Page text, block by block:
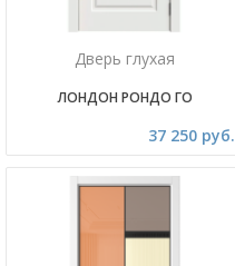
Дверь глухая
ЛОНДОН РОНДО ГО
37 250 руб.